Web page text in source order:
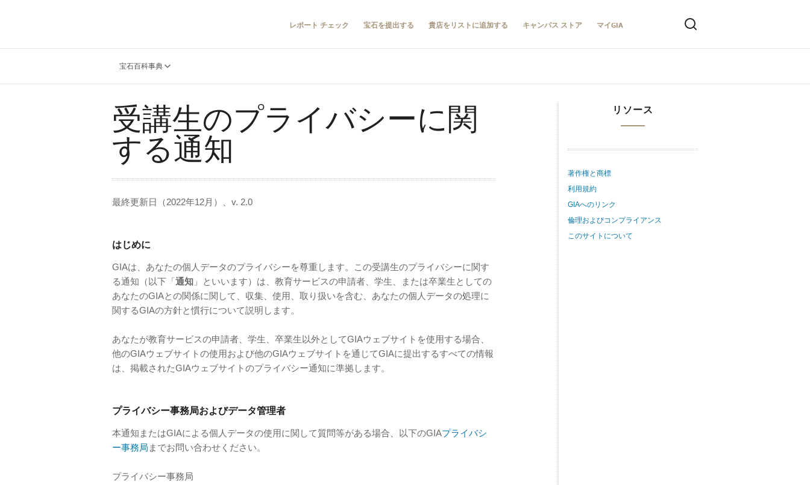
レポート チェック 宝石を提出する 貴店をリストに追加する キャンパス ストア マイGIA
宝石百科事典
受講生のプライバシーに関
する通知
最終更新日（2022年12月）、v. 2.0
はじめに
GIAは、あなたの個人データのプライバシーを尊重します。この受講生のプライバシーに関す
る通知（以下「通知 」といいます）は、教育サービスの申請者、学生、または卒業生としての
あなたのGIAとの関係に関して、収集、使用、取り扱いを含む、あなたの個人データの処理に
関するGIAの方針と慣行について説明します。
あなたが教育サービスの申請者、学生、卒業生以外としてGIAウェブサイトを使用する場合、
他のGIAウェブサイトの使用および他のGIAウェブサイトを通じてGIAに提出するすべての情報
は、掲載されたGIAウェブサイトのプライバシー通知に準拠します。
プライバシー事務局およびデータ管理者
本通知またはGIAによる個人データの使用に関して質問等がある場合、以下のGIAプライバシ
ー事務局 までお問い合わせください。
プライバシー事務局
リソース
著作権と商標
利用規約
GIAへのリンク
倫理およびコンプライアンス
このサイトについて